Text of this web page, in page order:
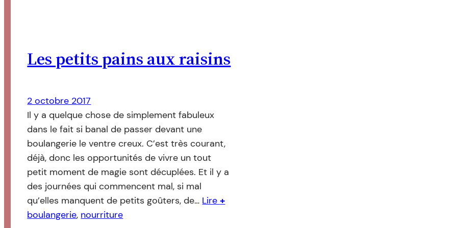
Les petits pains aux raisins
2 octobre 2017
Il y a quelque chose de simplement fabuleux
dans le fait si banal de passer devant une
boulangerie le ventre creux. C’est très courant,
déjà, donc les opportunités de vivre un tout
petit moment de magie sont décuplées. Et il y a
des journées qui commencent mal, si mal
qu’elles manquent de petits goûters, de… Lire+
boulangerie, nourriture